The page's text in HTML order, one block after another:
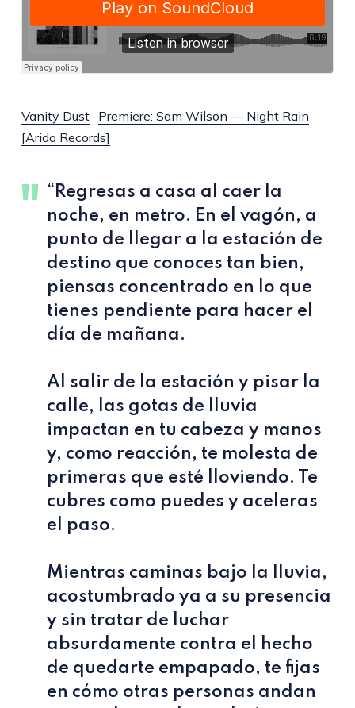
Vanity Dust· Premiere: Sam Wilson — Night Rain
[Arido Records]
“Regresas a casa al caer la
noche, en metro. En el vagón, a
punto de llegar a la estación de
destino que conoces tan bien,
piensas concentrado en lo que
tienes pendiente para hacer el
día de mañana.
Al salir de la estación y pisar la
calle, las gotas de lluvia
impactan en tu cabeza y manos
y, como reacción, te molesta de
primeras que esté lloviendo. Te
cubres como puedes y aceleras
el paso.
Mientras caminas bajo la lluvia,
acostumbrado ya a su presencia
y sin tratar de luchar
absurdamente contra el hecho
de quedarte empapado, te fijas
en cómo otras personas andan